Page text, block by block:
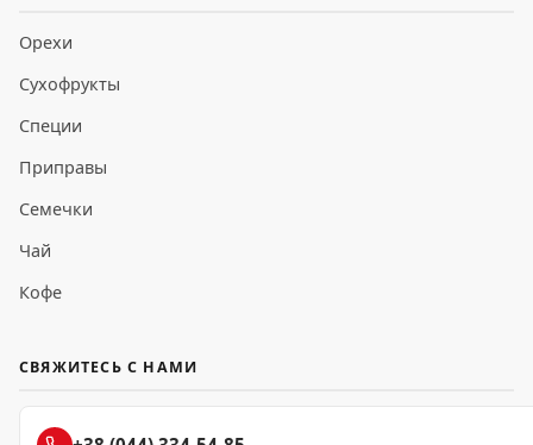
Орехи
Сухофрукты
Специи
Приправы
Семечки
Чай
Кофе
СВЯЖИТЕСЬ С НАМИ